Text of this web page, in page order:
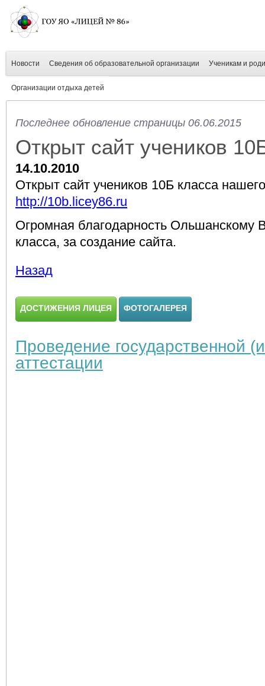
Новости Сведения об образовательной организации Ученикам и
Организации отдыха детей
Последнее обновление страницы 06.06.2015
Открыт сайт учеников
14.10.2010
Открыт сайт учеников 10Б класса
http://10b.licey86.ru
Огромная благодарность Ольшанскому
класса, за создание сайта.
Назад
ДОСТИЖЕНИЯ ЛИЦЕЯ ФОТОГАЛЕРЕЯ
Проведение государственной
аттестации